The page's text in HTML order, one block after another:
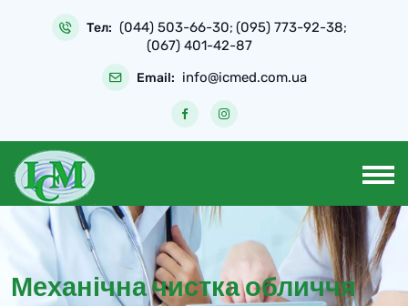
Тел: (044) 503-66-30; (095) 773-92-38;
(067) 401-42-87
Email: info@icmed.com.ua
Механічна чистка обличчя